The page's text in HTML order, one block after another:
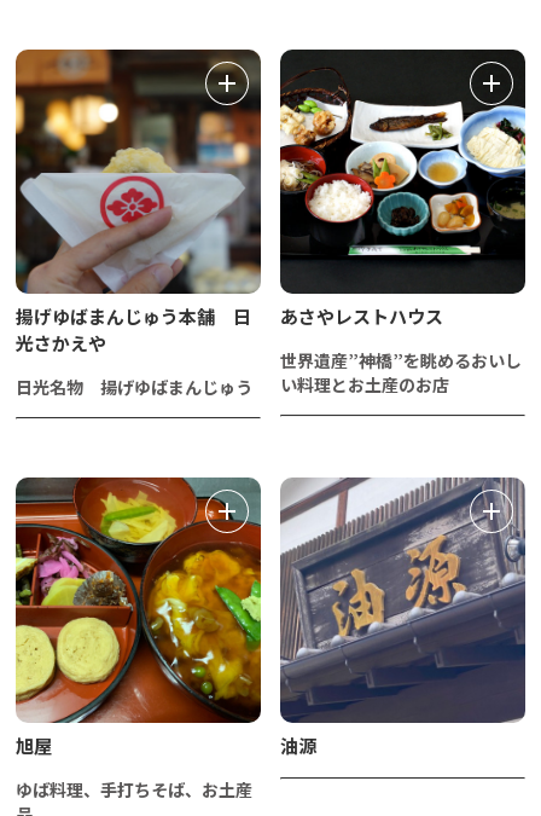
揚げゆばまんじゅう本舗 日
光さかえや
日光名物 揚げゆばまんじゅう
あさやレストハウス
世界遺産”神橋”を眺めるおいし
い料理とお土産のお店
旭屋
ゆば料理、手打ちそば、お土産
油源